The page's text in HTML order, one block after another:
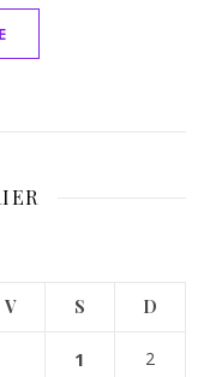
V S D
1 2